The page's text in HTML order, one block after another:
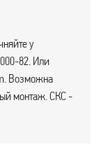
у
82. Или
Возможна
монтаж. СКС -